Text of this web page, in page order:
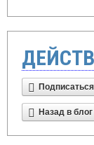
Подписаться
Назад в блог